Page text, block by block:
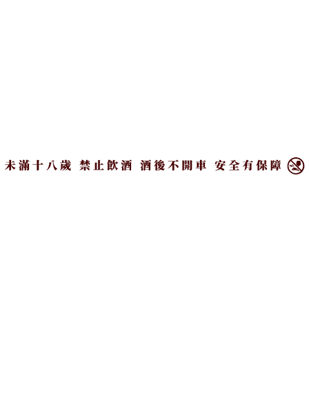
為了達到調飲的品質一致，Tomo桑苦思許久，最後提